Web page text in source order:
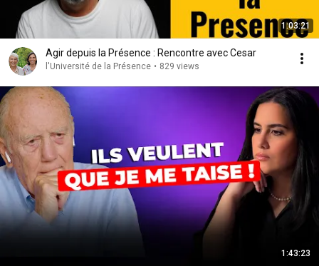
1:03:21
Agir depuis la Présence : Rencontre avec Cesar
l'Université de la Présence • 829 views
1:43:23